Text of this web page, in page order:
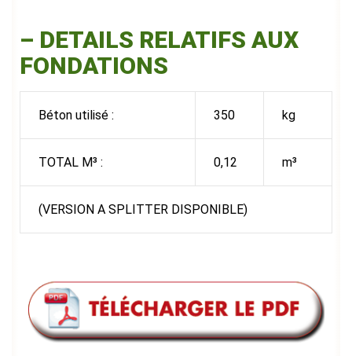
– DETAILS RELATIFS AUX
FONDATIONS
Béton utilisé : 350 kg
TOTAL M³ : 0,12 m³
(VERSION A SPLITTER DISPONIBLE)